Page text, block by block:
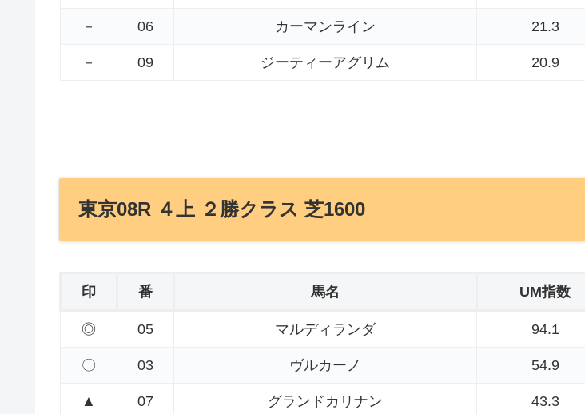
－ 06 カーマンライン 21.3
－ 09 ジーティーアグリム 20.9
東京08R ４上 ２勝クラス 芝1600
印 番 馬名 UM指数
◎ 05 マルディランダ 94.1
〇 03 ヴルカーノ 54.9
▲ 07 グランドカリナン 43.3